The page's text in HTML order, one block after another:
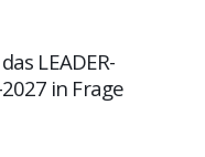
LEADER-
in Frage